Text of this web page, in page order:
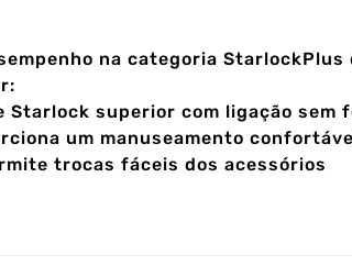
na categoria StarlockPlus
Starlock superior com ligação
um manuseamento
trocas fáceis dos acessórios